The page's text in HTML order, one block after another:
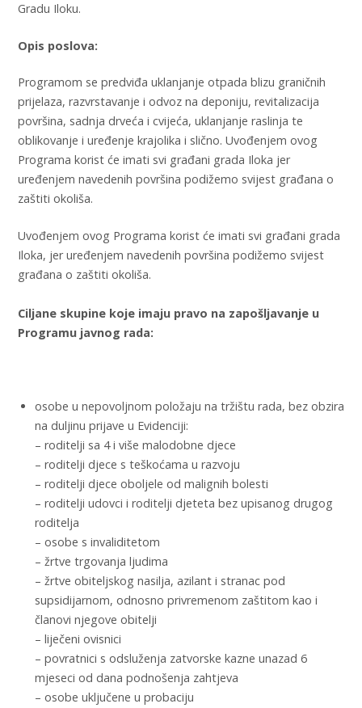
Gradu Iloku.
Opis poslova:
Programom se predviđa uklanjanje otpada blizu graničnih
prijelaza, razvrstavanje i odvoz na deponiju, revitalizacija
površina, sadnja drveća i cvijeća, uklanjanje raslinja te
oblikovanje i uređenje krajolika i slično. Uvođenjem ovog
Programa korist će imati svi građani grada Iloka jer
uređenjem navedenih površina podižemo svijest građana o
zaštiti okoliša.
Uvođenjem ovog Programa korist će imati svi građani grada
Iloka, jer uređenjem navedenih površina podižemo svijest
građana o zaštiti okoliša.
Ciljane skupine koje imaju pravo na zapošljavanje u
Programu javnog rada:
osobe u nepovoljnom položaju na tržištu rada, bez obzira
na duljinu prijave u Evidenciji:
– roditelji sa 4 i više malodobne djece
– roditelji djece s teškoćama u razvoju
– roditelji djece oboljele od malignih bolesti
– roditelji udovci i roditelji djeteta bez upisanog drugog
roditelja
– osobe s invaliditetom
– žrtve trgovanja ljudima
– žrtve obiteljskog nasilja, azilant i stranac pod
supsidijarnom, odnosno privremenom zaštitom kao i
članovi njegove obitelji
– liječeni ovisnici
– povratnici s odsluženja zatvorske kazne unazad 6
mjeseci od dana podnošenja zahtjeva
– osobe uključene u probaciju